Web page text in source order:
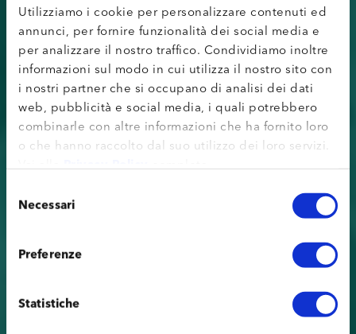
Utilizziamo i cookie per personalizzare contenuti ed
annunci, per fornire funzionalità dei social media e
per analizzare il nostro traffico. Condividiamo inoltre
informazioni sul modo in cui utilizza il nostro sito con
i nostri partner che si occupano di analisi dei dati
web, pubblicità e social media, i quali potrebbero
combinarle con altre informazioni che ha fornito loro
o che hanno raccolto dal suo utilizzo dei loro servizi.
Vai allaPrivacy Policycompleta.
delNecessari
Preferenze
Statistiche